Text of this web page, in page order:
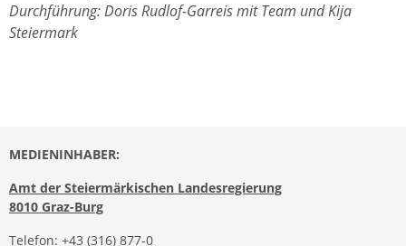
Durchführung: Doris Rudlof-Garreis mit Team und Kija
Steiermark
MEDIENINHABER:
Amt der Steiermärkischen Landesregierung
8010 Graz-Burg
Telefon: +43 (316) 877-0